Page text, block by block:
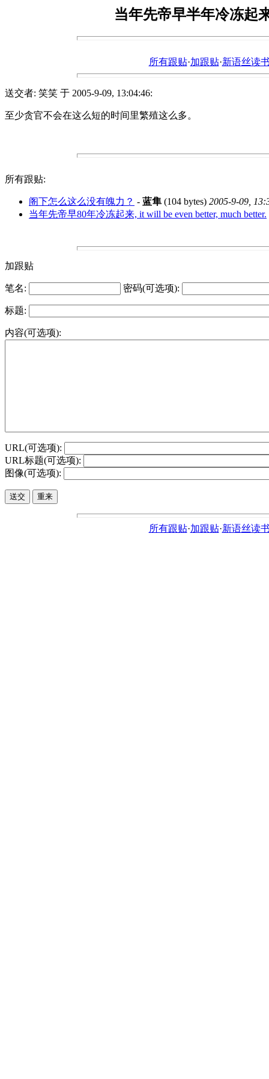
当年先帝早半年冷冻起
所有跟贴·加跟贴·新语丝读
送交者: 笑笑 于 2005-9-09, 13:04:46:
至少贪官不会在这么短的时间里繁殖这么多。
所有跟贴:
阁下怎么这么没有魄力？ - 蓝隼 (104 bytes) 2005-9-09,
当年先帝早80年冷冻起来, it will be even better, much better.
加跟贴
笔名: 密码(可选项):
标题:
内容(可选项):
URL(可选项):
URL标题(可选项):
图像(可选项):
所有跟贴·加跟贴·新语丝读